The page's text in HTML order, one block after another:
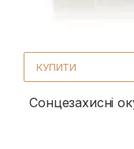
КУПИТИ
Сонцезахисні